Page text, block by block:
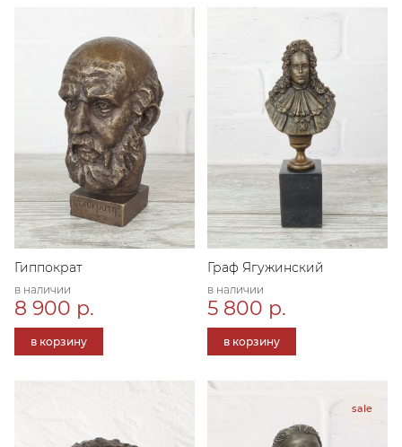
Гиппократ
в наличии
8 900 р.
в корзину
Граф Ягужинский
в наличии
5 800 р.
в корзину